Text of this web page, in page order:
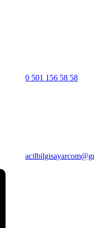
0 501 156 58 58